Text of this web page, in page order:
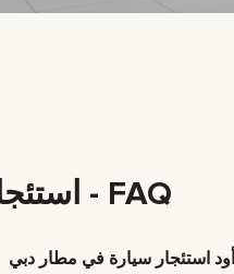
FAQ - استئجار في دبي
أود استئجار سيارة في مطار دبي